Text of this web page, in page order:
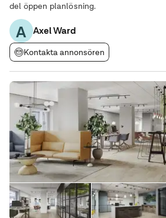
del öppen planlösning.
A Axel Ward
Kontakta annonsören